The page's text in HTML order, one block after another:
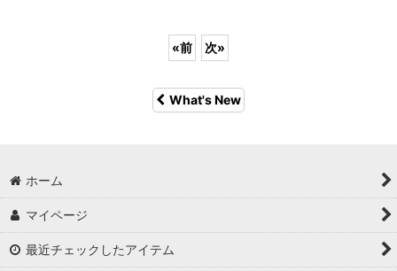
«前 次»
What's New
ホーム
マイページ
最近チェックしたアイテム